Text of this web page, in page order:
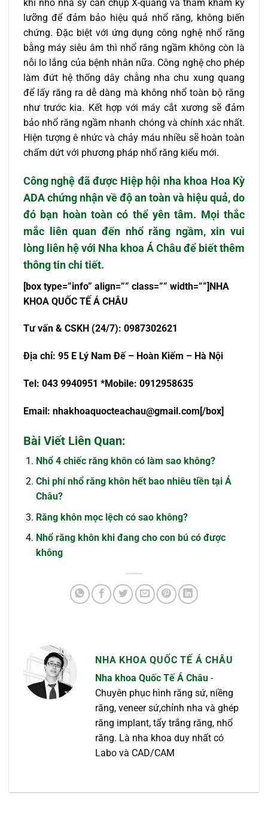
khi nhổ nha sỹ cần chụp X-quang và thăm khám kỹ
lưỡng để đảm bảo hiệu quả nhổ răng, không biến
chứng. Đặc biệt với ứng dụng công nghệ nhổ răng
bằng máy siêu âm thì nhổ răng ngầm không còn là
nỗi lo lắng của bệnh nhân nữa. Công nghệ cho phép
làm đứt hệ thống dây chằng nha chu xung quang
để lấy răng ra dễ dàng mà không nhổ toàn bộ răng
như trước kia. Kết hợp với máy cắt xương sẽ đảm
bảo nhổ răng ngầm nhanh chóng và chính xác nhất.
Hiện tượng ê nhức và chảy máu nhiều sẽ hoàn toàn
chấm dứt với phương pháp nhổ răng kiểu mới.
Công nghệ đã được Hiệp hội nha khoa Hoa Kỳ
ADA chứng nhận về độ an toàn và hiệu quả, do
đó bạn hoàn toàn có thể yên tâm. Mọi thắc
mắc liên quan đến nhổ răng ngầm, xin vui
lòng liên hệ với Nha khoa Á Châu để biết thêm
thông tin chi tiết.
[box type=”info” align=”” class=”” width=””]NHA
KHOA QUỐC TẾ Á CHÂU
Tư vấn & CSKH (24/7): 0987302621
Địa chỉ: 95 E Lý Nam Đế – Hoàn Kiếm – Hà Nội
Tel: 043 9940951 *Mobile: 0912958635
Email: nhakhoaquocteachau@gmail.com [/box]
Bài Viết Liên Quan:
Nhổ 4 chiếc răng khôn có làm sao không?
Chi phí nhổ răng khôn hết bao nhiêu tiền tại Á
Châu?
Răng khôn mọc lệch có sao không?
Nhổ răng khôn khi đang cho con bú có được
không
NHA KHOA QUỐC TẾ Á CHÂU
Nha khoa Quốc Tế Á Châu -
Chuyên phục hình răng sứ, niềng
răng, veneer sứ,chỉnh nha và ghép
răng implant, tẩy trắng răng, nhổ
răng. Là nha khoa duy nhất có
Labo và CAD/CAM